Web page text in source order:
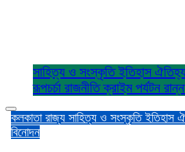
সাহিত্য ও সংস্কৃতিইতিহাস
রূপচর্চা রাজনীতিক্রাইম পর্যটন
কলকাতা রাজ্য সাহিত্য ও সংস্কৃতিইতিহাস
বিনোদন